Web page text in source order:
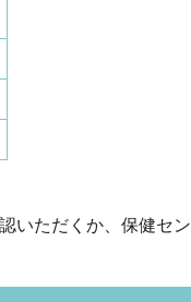
いただくか、保健セン